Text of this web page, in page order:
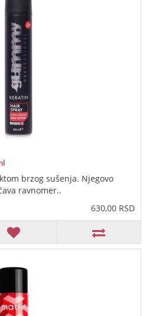
brzog sušenja. Njegovo
ravnomer..
630,00 RSD